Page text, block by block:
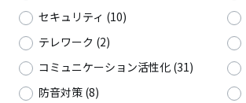
セキュリティ (10)
テレワーク (2)
コミュニケーション活性化 (31)
防音対策 (8)